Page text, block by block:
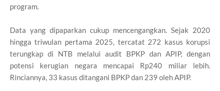
program.
Data yang dipaparkan cukup mencengangkan. Sejak 2020
hingga triwulan pertama 2025, tercatat 272 kasus korupsi
terungkap di NTB melalui audit BPKP dan APIP, dengan
potensi kerugian negara mencapai Rp240 miliar lebih.
Rinciannya, 33 kasus ditangani BPKP dan 239 oleh APIP.